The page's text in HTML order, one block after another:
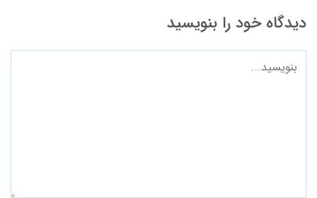
دیدگاه خود را بنویسید